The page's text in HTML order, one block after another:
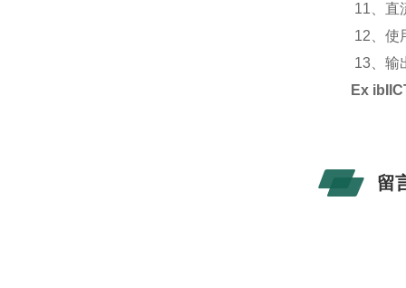
11、直
12、使
13、输
Ex
留